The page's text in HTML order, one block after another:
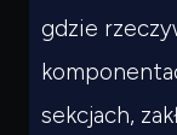
gdzie
sekcjach,